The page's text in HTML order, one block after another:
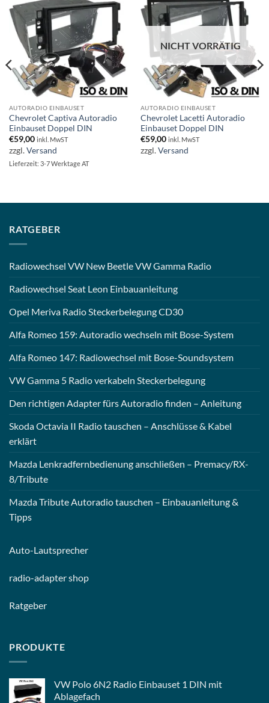
AUTORADIO EINBAUSET
Chevrolet Captiva Autoradio
Einbauset Doppel DIN
€59,00 inkl. MwST
zzgl.Versand
Lieferzeit: 3-7 Werktage AT
NICHT VORRÄTIG
AUTORADIO EINBAUSET
Chevrolet Lacetti Autoradio
Einbauset Doppel DIN
€59,00 inkl. MwST
zzgl.Versand
RATGEBER
Radiowechsel VW New Beetle VW Gamma Radio
Radiowechsel Seat Leon Einbauanleitung
Opel Meriva Radio Steckerbelegung CD30
Alfa Romeo 159: Autoradio wechseln mit Bose-System
Alfa Romeo 147: Radiowechsel mit Bose-Soundsystem
VW Gamma 5 Radio verkabeln Steckerbelegung
Den richtigen Adapter fürs Autoradio finden – Anleitung
Skoda Octavia II Radio tauschen – Anschlüsse & Kabel
erklärt
Mazda Lenkradfernbedienung anschließen – Premacy/RX-
8/Tribute
Mazda Tribute Autoradio tauschen – Einbauanleitung &
Tipps
Auto-Lautsprecher
radio-adapter shop
Ratgeber
PRODUKTE
VW Polo 6N2 Radio Einbauset 1 DIN mit
Ablagefach